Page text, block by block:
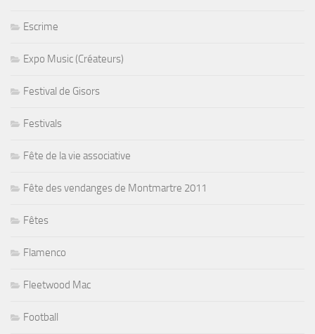
Escrime
Expo Music (Créateurs)
Festival de Gisors
Festivals
Fête de la vie associative
Fête des vendanges de Montmartre 2011
Fêtes
Flamenco
Fleetwood Mac
Football